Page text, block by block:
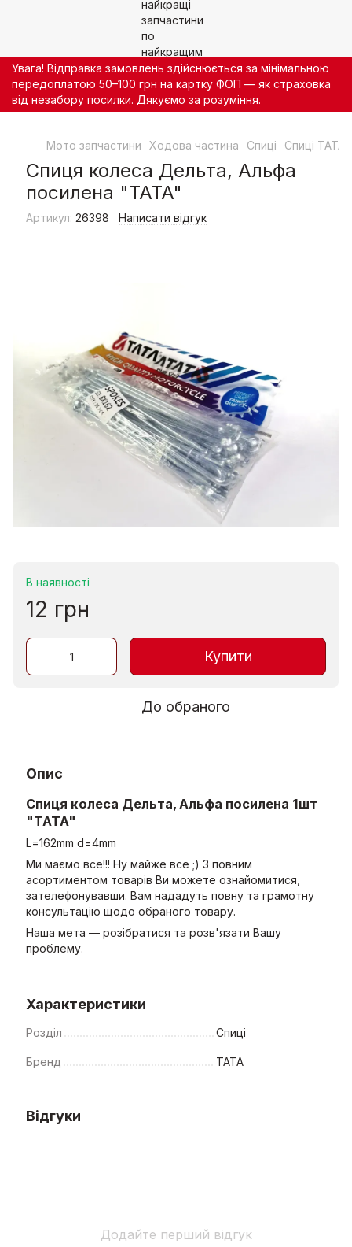
Увага! Відправка замовлень здійснюється за мінімальною
передоплатою 50–100 грн на картку ФОП — як страховка
від незабору посилки. Дякуємо за розуміння.
Мото запчастини Ходова частина Спиці Спиці TATA
Спиця колеса Дельта, Альфа
посилена "TATA"
Артикул: 26398 Написати відгук
В наявності
12 грн
Купити
До обраного
Опис
Спиця колеса Дельта, Альфа посилена 1шт
"TATA"
L=162mm d=4mm
Ми маємо все!!! Ну майже все ;) З повним
асортиментом товарів Ви можете ознайомитися,
зателефонувавши. Вам нададуть повну та грамотну
консультацію щодо обраного товару.
Наша мета — розібратися та розв'язати Вашу
проблему.
Характеристики
Розділ Спиці
Бренд TATA
Відгуки
Додайте перший відгук